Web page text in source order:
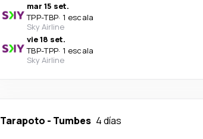
mar 15 set.
TPP-TBP· 1 escala
Sky Airline
vie 18 set.
TBP-TPP· 1 escala
Sky Airline
Tarapoto - Tumbes 4 días